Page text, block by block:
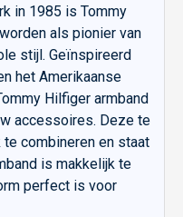
in 1985 is Tommy
als pionier van
stijl. Geïnspireerd
het Amerikaanse
Hilfiger armband
accessoires. Deze te
combineren en staat
is makkelijk te
perfect is voor